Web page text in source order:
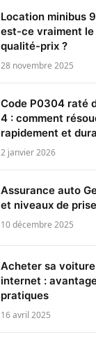
Location minibus
est-ce vraiment
qualité-prix ?
28 novembre 2025
Code P0304 raté
4 : comment
rapidement et
2 janvier 2026
Assurance auto
et niveaux de
10 décembre 2025
Acheter sa voiture
internet :
pratiques
16 avril 2025